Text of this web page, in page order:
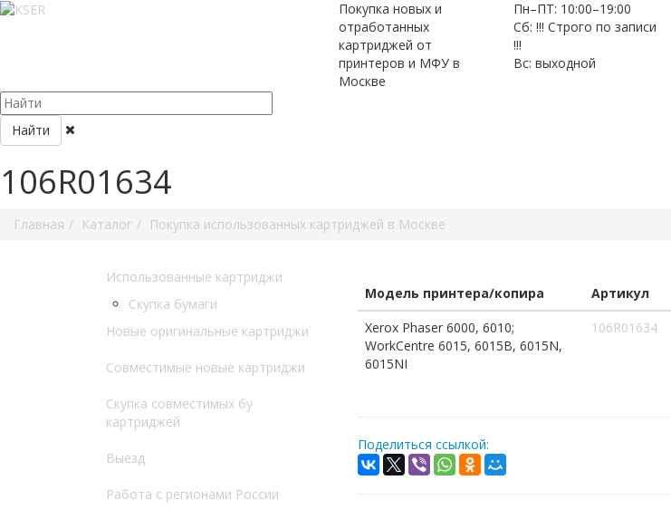
Покупка новых и
отработанных
картриджей от
принтеров и МФУ в
Москве
Пн–ПТ: 10:00–19:00
Сб: !!! Строго по записи
!!!
Вс: выходной
Найти
106R01634
Главная Каталог Покупка использованных картриджей в Москве
Использованные картриджи
Скупка бумаги
Новые оригинальные картриджи
Совместимые новые картриджи
Скупка совместимых бу
картриджей
Выезд
Работа с регионами России
Модель принтера/копира Артикул
Xerox Phaser 6000, 6010;
WorkCentre 6015, 6015B, 6015N,
6015NI
106R01634
Поделиться ссылкой: